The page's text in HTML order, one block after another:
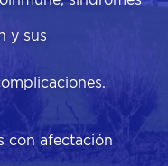
y sus
con afectación